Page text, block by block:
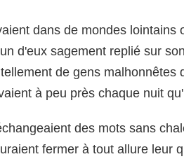
dans de mondes lointains
d'eux sagement replié sur
de gens malhonnêtes
à peu près chaque nuit
des mots sans
fermer à tout allure leur